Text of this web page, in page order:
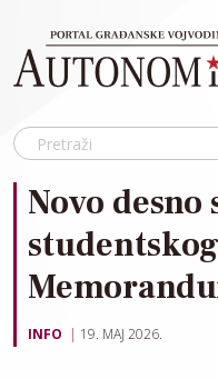
Novo
INFO 19. MAJ 2026.